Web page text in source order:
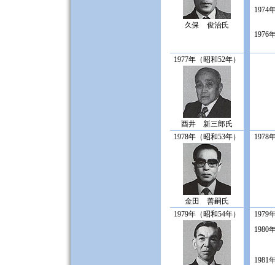
久保 俊治氏
1974
1976
1977年（昭和52年）
酉井 新三郎氏
1978年（昭和53年）
金田 善嗣氏
1978
1979年（昭和54年）
1979
1980
1981